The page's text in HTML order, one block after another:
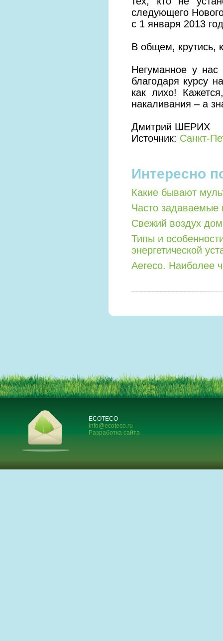
следующего
с 1 января 2013
В общем, крутись,
Негуманное у нас
благодаря курсу
как лихо!
накаливания – а
Дмитрий ШЕРИХ
Источник: Санкт-
Интересно
Какие бывают
Часто задаваемые
Свежий воздух
Типы и
энергетической
Aereco. Наиболее
ECOTECO
info@ecoteco.ru
Разработка сайта